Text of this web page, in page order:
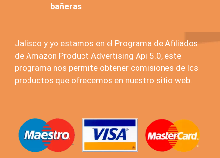
bañeras
Jalisco y yo estamos en el Programa de Afiliados
de Amazon Product Advertising Api 5.0, este
programa nos permite obtener comisiones de los
productos que ofrecemos en nuestro sitio web.